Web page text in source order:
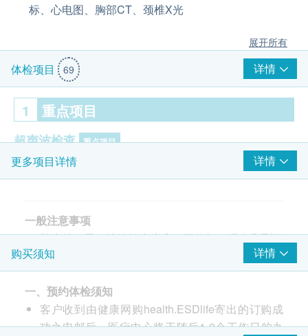
标、心电图、胸部CT、颈椎X光
展开所有
体检项目 69 详情
1 重点项目
超声波检查 重点项目
B超檢查-肝
脾脏超声波
B超檢查 - 肾脏
甲状腺超声波
颈动脉超声波
前列腺超声波- 只限男士
乳腺超声波 - 只限女士
盆腔超声波-只限女士
更多项目详情 详情
一般注意事项
检查前三天：清淡饮食为宜，不饮酒，避免剧烈运
动
检查前一天晚八点后：不再进食
检查当日早晨：无保持空腹（禁食禁水），请穿宽
松轻便服装，不建议穿带有金属扣内衣，不建议佩
戴首饰
购买须知 详情
一、预约体检须知
客户收到由健康网购health.ESDlife寄出的订购成
功之电邮后，医疗中心将于随后1-2个工作日的办